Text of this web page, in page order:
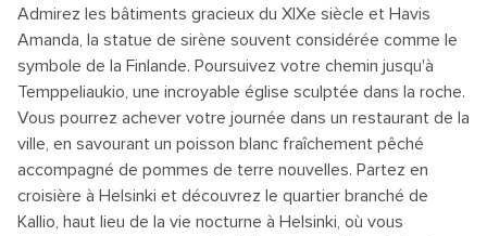
Admirez les bâtiments gracieux du XIXe siècle et Havis
Amanda, la statue de sirène souvent considérée comme le
symbole de la Finlande. Poursuivez votre chemin jusqu'à
Temppeliaukio, une incroyable église sculptée dans la roche.
Vous pourrez achever votre journée dans un restaurant de la
ville, en savourant un poisson blanc fraîchement pêché
accompagné de pommes de terre nouvelles. Partez en
croisière à Helsinki et découvrez le quartier branché de
Kallio, haut lieu de la vie nocturne à Helsinki, où vous